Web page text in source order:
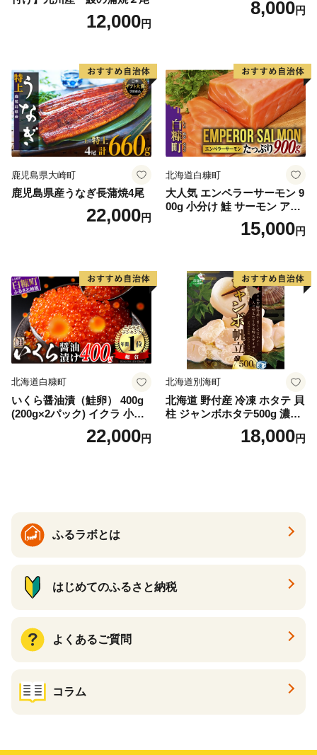
12,000円
8,000円
鹿児島県大崎町
鹿児島県産うなぎ長蒲焼4尾
22,000円
北海道白糠町
大人気 エンペラーサーモン 9
00g 小分け 鮭 サーモン アト
ランティックサーモン 水産
庁長官賞 受賞 さけ シャケ し
満足 美味しい 贈答 生食用 刺
身 お刺身 刺し身 魚介類 海鮮
冷凍 厚切り 薄切り ふるさと
納税 ふるさとチョイス チョ
イス 北海道 白糠町
15,000円
北海道白糠町
いくら醤油漬（鮭卵） 400g
(200g×2パック) イクラ 小分
け いくら醤油漬 鮭いくら い
くら醤油漬け 鮭 鮭卵 ikura
22,000円
北海道別海町
北海道 野付産 冷凍 ホタテ 貝
柱 ジャンボホタテ500g 濃厚
な旨味と甘み （ほたて ホタ
テ 帆立 貝柱 ホタテ貝柱 大玉
18,000円
ふるラボとは
はじめてのふるさと納税
よくあるご質問
コラム